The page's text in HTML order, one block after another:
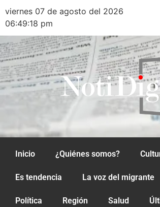
viernes 07 de agosto del 2026
06:49:18 pm
Inicio ¿Quiénes somos?
Es tendencia La voz del migrante
Política Región Salud